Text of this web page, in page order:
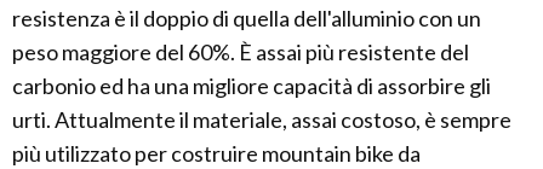
resistenza è il doppio di quella dell'alluminio con un
peso maggiore del 60%. È assai più resistente del
carbonio ed ha una migliore capacità di assorbire gli
urti. Attualmente il materiale, assai costoso, è sempre
più utilizzato per costruire mountain bike da